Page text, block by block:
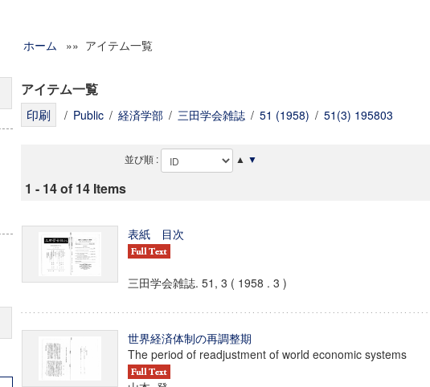
ホーム »» アイテム一覧
アイテム一覧
/ Public / 経済学部 / 三田学会雑誌 / 51 (1958) / 51(3) 195803
並び順 : ▲ ▼
1 - 14 of 14 Items
表紙 目次
三田学会雑誌. 51, 3 ( 1958 . 3 )
世界経済体制の再調整期
The period of readjustment of world economic systems